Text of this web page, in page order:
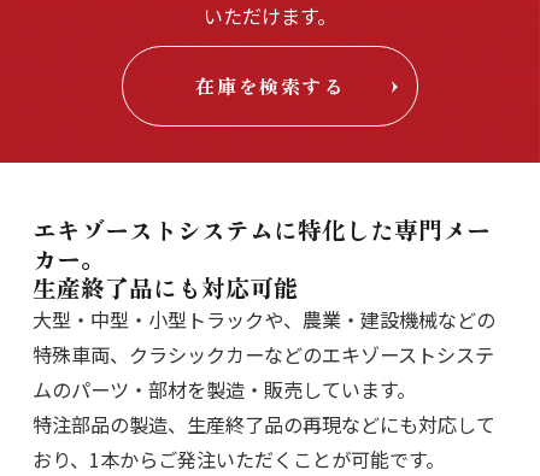
いただけます。
在庫を検索する
エキゾーストシステムに特化した専門メー
カー。
生産終了品にも対応可能
大型・中型・小型トラックや、農業・建設機械などの
特殊車両、クラシックカーなどのエキゾーストシステ
ムのパーツ・部材を製造・販売しています。
特注部品の製造、生産終了品の再現などにも対応して
おり、1本からご発注いただくことが可能です。